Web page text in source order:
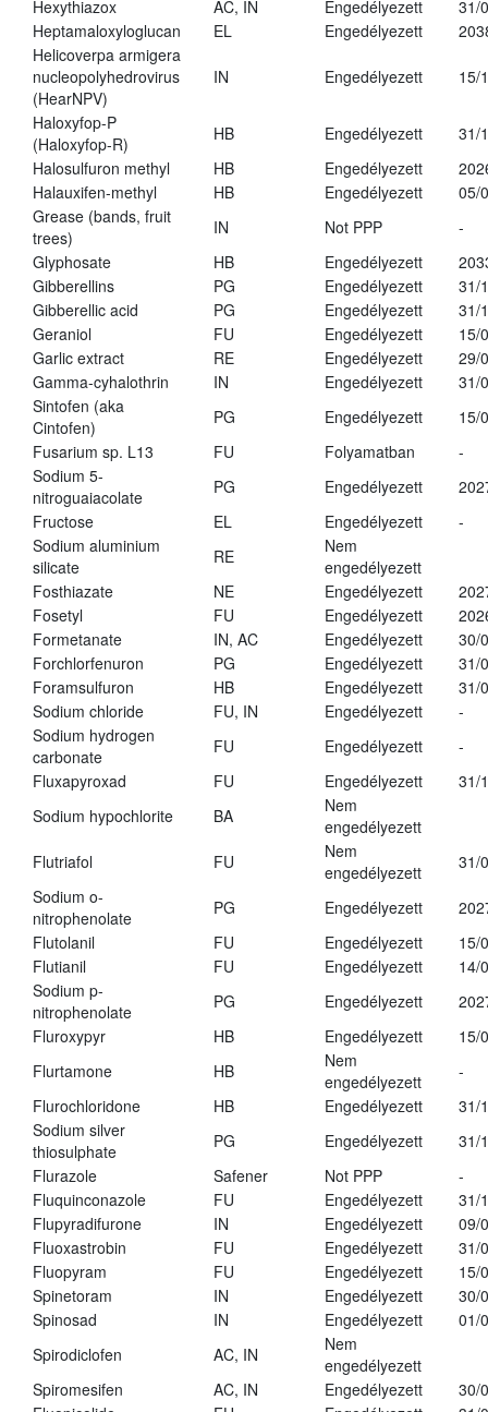
Hexythiazox
AC, IN Engedélyezett
31/
Heptamaloxyloglucan
EL Engedélyezett
Helicoverpa armigera
nucleopolyhedrovirus
(HearNPV)
IN Engedélyezett 15/
Haloxyfop-P
(Haloxyfop-R)
HB Engedélyezett
31/
Halosulfuron methyl
HB Engedélyezett
Halauxifen-methyl
HB Engedélyezett
05/
Grease (bands, fruit
trees)
IN Not PPP
-
Glyphosate
HB Engedélyezett
Gibberellins
PG Engedélyezett
31/
Gibberellic acid
PG Engedélyezett
31/
Geraniol
FU Engedélyezett
15/
Garlic extract
RE Engedélyezett
29/
Gamma-cyhalothrin
IN Engedélyezett
31/
Sintofen (aka
Cintofen)
PG Engedélyezett
15/
Fusarium sp. L13
FU Folyamatban
-
Sodium 5-
nitroguaiacolate
PG Engedélyezett
Fructose
EL Engedélyezett
-
Sodium aluminium
silicate
RE
Nem
engedélyezett
Fosthiazate
NE Engedélyezett
Fosetyl
FU Engedélyezett
Formetanate
IN, AC Engedélyezett
30/
Forchlorfenuron
PG Engedélyezett
31/
Foramsulfuron
HB Engedélyezett
31/
Sodium chloride
FU, IN Engedélyezett
-
Sodium hydrogen
carbonate
FU Engedélyezett
-
Fluxapyroxad
FU Engedélyezett
31/
Sodium hypochlorite
BA
Nem
engedélyezett
Flutriafol
FU
Nem
engedélyezett
31/
Sodium o-
nitrophenolate
PG Engedélyezett
Flutolanil
FU Engedélyezett
15/
Flutianil
FU Engedélyezett
14/
Sodium p-
nitrophenolate
PG Engedélyezett
Fluroxypyr
HB Engedélyezett
15/
Flurtamone
HB
Nem
engedélyezett
-
Flurochloridone
HB Engedélyezett
31/
Sodium silver
thiosulphate
PG Engedélyezett
31/
Flurazole
Safener Not PPP
-
Fluquinconazole
FU Engedélyezett
31/
Flupyradifurone
IN Engedélyezett
09/
Fluoxastrobin
FU Engedélyezett
31/
Fluopyram
FU Engedélyezett
15/
Spinetoram
IN Engedélyezett
30/
Spinosad
IN Engedélyezett
01/
Spirodiclofen
AC, IN
Nem
engedélyezett
Spiromesifen
AC, IN Engedélyezett
30/